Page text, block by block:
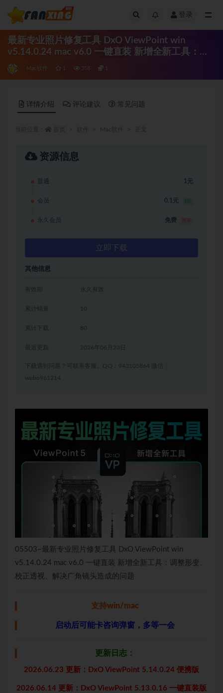
登录
最新专业照片修复工具 DxO ViewPoint win
v5.14.0.24 mac v6.0 一键直装 新增全新工具：调
整形变、校正透视、解决广角镜头造成的问题
Mac软件 1 358 1
详情介绍 评论建议 常见问题
资源信息
普通 1元
会员 0.1元 1折
永久会员 免费
立即下载
其他信息
有效期 永久有效
累计销量 10
累计下载 80
2026年06月23日
下载遇到问题？可联系客服。QQ：943105864 微信：
wubo961214
05503–最新专业照片修复工具 DxO ViewPoint win
v5.14.0.24 mac v6.0 一键直装 新增全新工具：调整形变、
校正透视、解决广角镜头造成的问题
支持win/mac
启动后可能卡咨询弹窗，多等一会
更新日志：
2026.06.23 更新：DxO ViewPoint 5.14.0.24 便携版
2026.06.14 更新：DxO ViewPoint 5.13.0.16 一键直装版